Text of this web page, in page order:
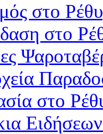
στο
στο
στο